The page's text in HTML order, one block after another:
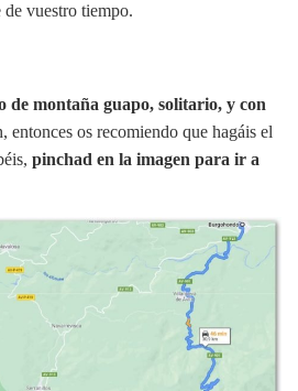
vuestro tiempo.
de montaña guapo, solitario, y con
entonces os recomiendo que hagáis el
pinchad en la imagen para ir a